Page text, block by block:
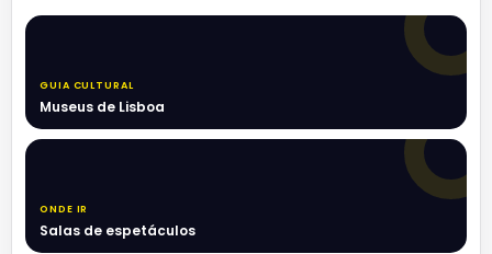
GUIA CULTURAL
Museus de Lisboa
ONDE IR
Salas de espetáculos